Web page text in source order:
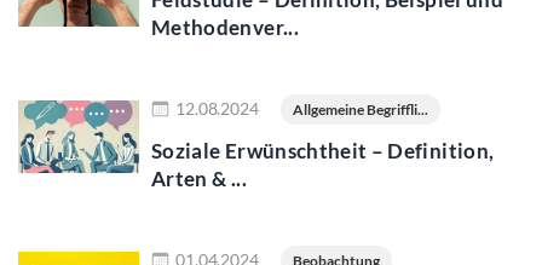
Methodenver...
12.08.2024 Allgemeine Begriffli...
Soziale Erwünschtheit – Definition,
Arten & ...
01.04.2024 Beobachtung